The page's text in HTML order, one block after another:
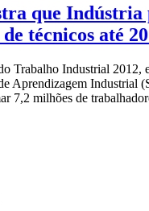
que Indústria
técnicos até
Trabalho Industrial 2012,
Aprendizagem Industrial
7,2 milhões de